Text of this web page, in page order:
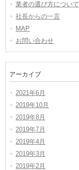
業者の選び方について
社長からの一言
MAP
お問い合わせ
アーカイブ
2021年6月
2019年10月
2019年8月
2019年7月
2019年4月
2019年3月
2019年2月